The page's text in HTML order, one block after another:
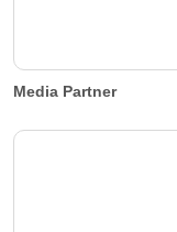
Media Partner